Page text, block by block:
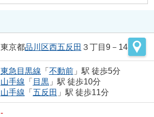
東京都品川区西五反田 ３丁目9－14
東急目黒線 「 不動前」駅 徒歩5分
山手線 「 目黒」駅 徒歩10分
山手線 「 五反田 」駅 徒歩11分
-